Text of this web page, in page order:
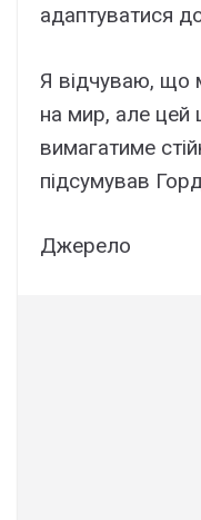
адаптуватися
Я відчуваю, що
на мир, але цей
вимагатиме
підсумував
Джерело